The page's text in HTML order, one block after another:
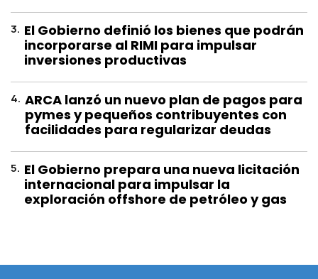
3. El Gobierno definió los bienes que podrán
incorporarse al RIMI para impulsar
inversiones productivas
4. ARCA lanzó un nuevo plan de pagos para
pymes y pequeños contribuyentes con
facilidades para regularizar deudas
5. El Gobierno prepara una nueva licitación
internacional para impulsar la
exploración offshore de petróleo y gas